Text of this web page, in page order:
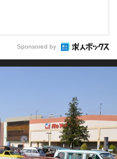
Sponsored by